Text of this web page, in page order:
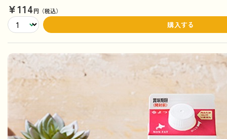
¥114円（税込）
購入する